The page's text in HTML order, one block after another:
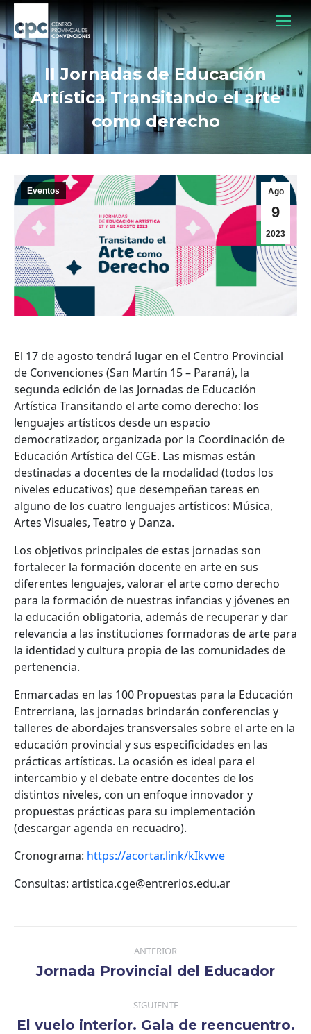
II Jornadas de Educación
Artística Transitando el arte
como derecho
Ago
9
2023
Eventos
El 17 de agosto tendrá lugar en el Centro Provincial
de Convenciones (San Martín 15 – Paraná), la
segunda edición de las Jornadas de Educación
Artística Transitando el arte como derecho: los
lenguajes artísticos desde un espacio
democratizador, organizada por la Coordinación de
Educación Artística del CGE. Las mismas están
destinadas a docentes de la modalidad (todos los
niveles educativos) que desempeñan tareas en
alguno de los cuatro lenguajes artísticos: Música,
Artes Visuales, Teatro y Danza.
Los objetivos principales de estas jornadas son
fortalecer la formación docente en arte en sus
diferentes lenguajes, valorar el arte como derecho
para la formación de nuestras infancias y jóvenes en
la educación obligatoria, además de recuperar y dar
relevancia a las instituciones formadoras de arte para
la identidad y cultura propia de las comunidades de
pertenencia.
Enmarcadas en las 100 Propuestas para la Educación
Entrerriana, las jornadas brindarán conferencias y
talleres de abordajes transversales sobre el arte en la
educación provincial y sus especificidades en las
prácticas artísticas. La ocasión es ideal para el
intercambio y el debate entre docentes de los
distintos niveles, con un enfoque innovador y
propuestas prácticas para su implementación
(descargar agenda en recuadro).
Cronograma: https://acortar.link/kIkvwe
Consultas: artistica.cge@entrerios.edu.ar
publicaciones
ANTERIOR
Publicación
Jornada Provincial del Educador
SIGUIENTE
Publicación
El vuelo interior. Gala de reencuentro.